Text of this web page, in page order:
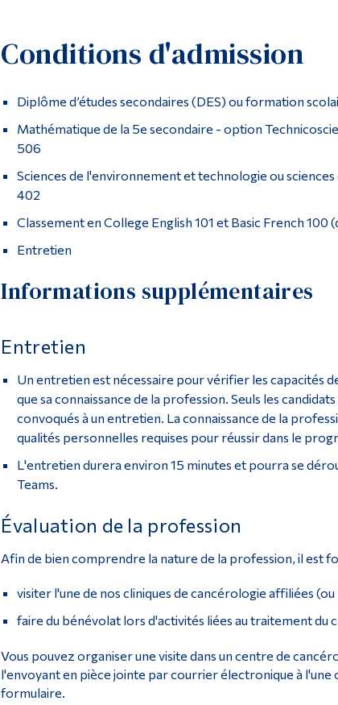
Conditions d'admission
Diplôme d’études secondaires (DES) ou formation
Mathématique de la 5e secondaire - option
506
Sciences de l'environnement et technologie ou
402
Classement en College English 101 et Basic French 100
Entretien
Informations supplémentaires
Entretien
Un entretien est nécessaire pour vérifier les capacités
que sa connaissance de la profession. Seuls les
convoqués à un entretien. La connaissance de la
qualités personnelles requises pour réussir dans le
L'entretien durera environ 15 minutes et pourra se
Teams.
Évaluation de la profession
Afin de bien comprendre la nature de la profession, il est
visiter l'une de nos cliniques de cancérologie affiliées (ou
faire du bénévolat lors d'activités liées au traitement du
Vous pouvez organiser une visite dans un centre de
l'envoyant en pièce jointe par courrier électronique à l'une
formulaire.